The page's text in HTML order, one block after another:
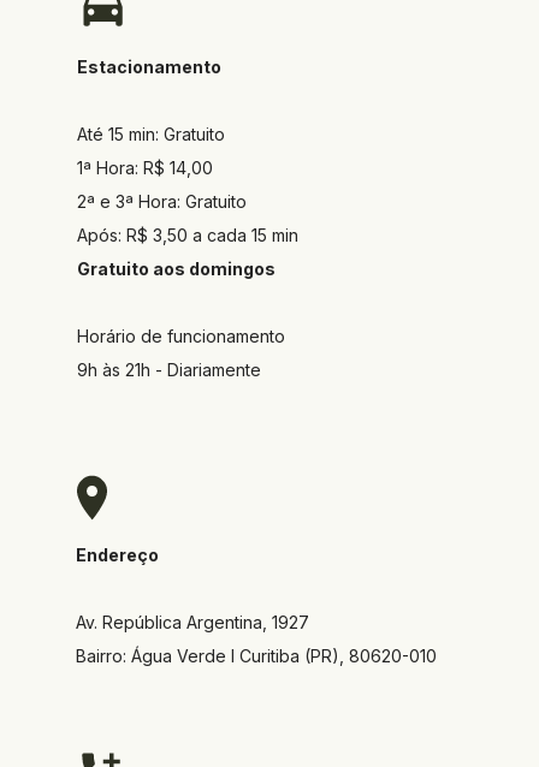
Estacionamento
Até 15 min: Gratuito
1ª Hora: R$ 14,00
2ª e 3ª Hora: Gratuito
Após: R$ 3,50 a cada 15 min
Gratuito aos domingos
Horário de funcionamento
9h às 21h - Diariamente
Endereço
Av. República Argentina, 1927
Bairro: Água Verde I Curitiba (PR), 80620-010